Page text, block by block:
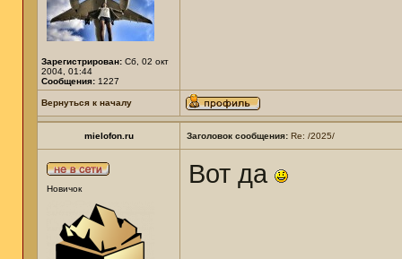
Зарегистрирован: Сб, 02 окт
2004, 01:44
Сообщения: 1227
Вернуться к началу
mielofon.ru Заголовок сообщения: Re: /2025/
Новичок
Вот да